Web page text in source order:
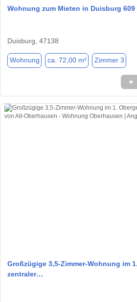
Wohnung zum Mieten in Duisburg 609
Duisburg, 47138
Wohnung ca. 72,00 m² Zimmer 3
★
Großzügige 3,5-Zimmer-Wohnung im
zentraler…